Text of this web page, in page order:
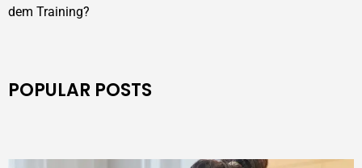
dem Training?
POPULAR POSTS